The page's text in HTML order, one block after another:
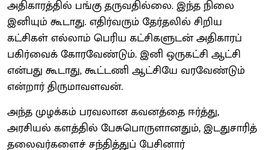
அதிகாரத்தில் பங்கு தருவதில்லை. இந்த நிலை
இனியும் கூடாது. எதிர்வரும் தேர்தலில் சிறிய
கட்சிகள் எல்லாம் பெரிய கட்சிகளுடன் அதிகாரப்
பகிர்வைக் கோரவேண்டும். இனி ஒருகட்சி ஆட்சி
என்பது கூடாது, கூட்டணி ஆட்சியே வரவேண்டும்
என்றார் திருமாவளவன்.
அந்த முழக்கம் பரவலான கவனத்தை ஈர்த்து,
அரசியல் களத்தில் பேசுபொருளானதும், இடதுசாரித்
தலைவர்களைச் சந்தித்துப் பேசினார்